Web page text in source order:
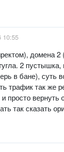
10:55
домена 2
2
в бане), суть
трафик так же
просто вернуть
так сказать